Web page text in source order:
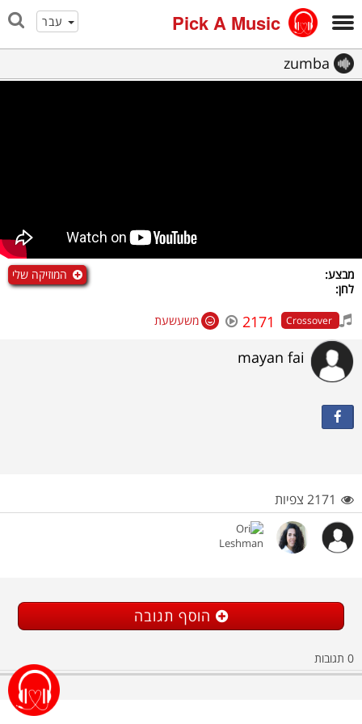
עבר Pick A Music
zumba
מבצע:
לחן:
המוזיקה שלי
Crossover
2171 משעשעת
mayan fai
2171 צפיות
הוסף תגובה
0 תגובות